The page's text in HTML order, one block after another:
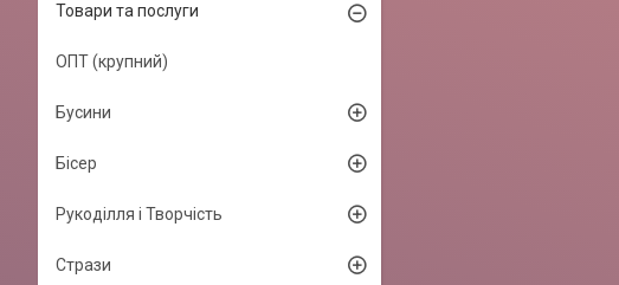
Товари та послуги
ОПТ (крупний)
Бусини
Бісер
Рукоділля і Творчість
Стрази